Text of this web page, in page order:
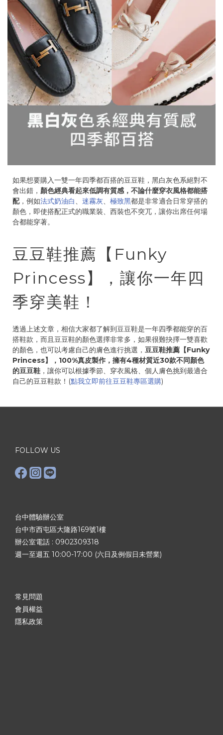
如果想要購入一雙一年四季都百搭的豆豆鞋，黑白灰色系絕對不
會出錯， 顏色經典看起來低調有質感，不論什麼穿衣風格都能搭
配，例如法式奶油白、 迷霧灰、 極致黑都是非常適合日常穿搭的
顏色，即使搭配正式的職業裝、西裝也不突兀，讓你出席任何場
合都能穿著。
豆豆鞋推薦【Funky
Princess】，讓你一年四
季穿美鞋！
透過上述文章，相信大家都了解到豆豆鞋是一年四季都能穿的百
搭鞋款，而且豆豆鞋的顏色選擇非常多，如果很難抉擇一雙喜歡
的顏色，也可以考慮自己的膚色進行挑選， 豆豆鞋推薦【Funky
Princess】，100%真皮製作，擁有4種材質近30款不同顏色
的豆豆鞋 ，讓你可以根據季節、穿衣風格、個人膚色挑到最適合
自己的豆豆鞋款！(點我立即前往豆豆鞋專區選購)
FOLLOW US
台中體驗辦公室
台中市西屯區大隆路169號1樓
辦公室電話 : 0902309318
週一至週五 10:00-17:00 (六日及例假日未營業)
常見問題
會員權益
隱私政策